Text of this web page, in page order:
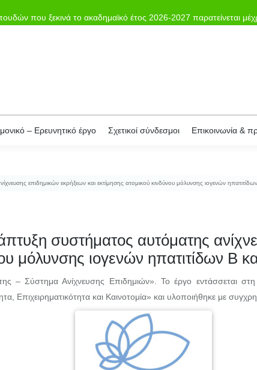
– Ερευνητικό έργο Σχετικοί σύνδεσμοι Επικοινωνία &
επιδημικών εκρήξεων και εκτίμησης ατομικού κινδύνου μόλυνσης ιογενών
συστήματος αυτόματης
μόλυνσης ιογενών ηπατιτίδων B
– Σύστημα Ανίχνευσης Επιδημιών». Το έργο
Επιχειρηματικότητα και Καινοτομία» και υλοποιήθηκε με
που ξεκινά το ακαδημαϊκό έτος 2026-2027 παρατείνεται
Αρχική Το Εργαστήριο Εκπαίδευση Επιστημονικό –